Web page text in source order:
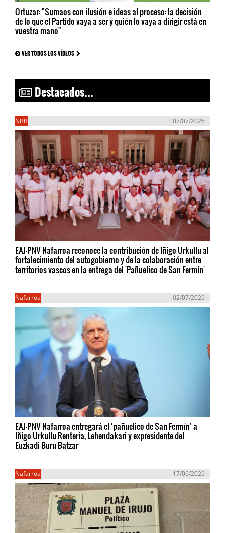
Ortuzar: "Sumaos con ilusión e ideas al proceso: la decisión
de lo que el Partido vaya a ser y quién lo vaya a dirigir está en
vuestra mano"
VER TODOS LOS VÍDEOS
Destacados...
NBB 07/07/2026
EAJ-PNV Nafarroa reconoce la contribución de Iñigo Urkullu al
fortalecimiento del autogobierno y de la colaboración entre
territorios vascos en la entrega del 'Pañuelico de San Fermín'
Nafarroa 02/07/2026
EAJ-PNV Nafarroa entregará el ‘pañuelico de San Fermín’ a
Iñigo Urkullu Renteria, Lehendakari y expresidente del
Euzkadi Buru Batzar
Nafarroa 17/06/2026